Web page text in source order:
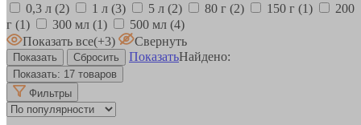
0,3 л (2) 1 л (3) 5 л (2) 80 г (2) 150 г (1)
200
г (1) 300 мл (1) 500 мл (4)
Показать все(+3)
Свернуть
ПоказатьНайдено:
Показать: 17 товаров
Фильтры